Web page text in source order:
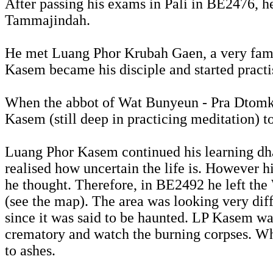
After passing his exams in Pali in BE2476,
Tammajindah.
He met Luang Phor Krubah Gaen, a very
Kasem became his disciple and started
When the abbot of Wat Bunyeun - Pra
Kasem (still deep in practicing meditation)
Luang Phor Kasem continued his learning
realised how uncertain the life is. However
he thought. Therefore, in BE2492 he left the
(see the map). The area was looking very
since it was said to be haunted. LP Kasem
crematory and watch the burning corpses.
to ashes.